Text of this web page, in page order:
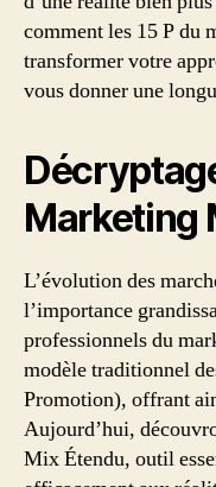
comment les 15 P du
transformer votre
vous donner une
Marketing
L’évolution des
l’importance
professionnels du
modèle traditionnel
Promotion), offrant
Aujourd’hui,
Mix Étendu, outil